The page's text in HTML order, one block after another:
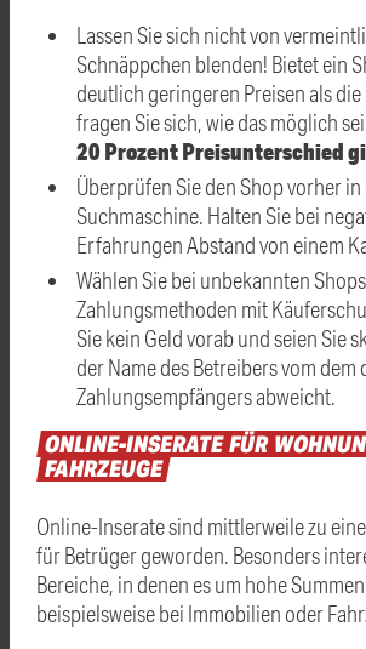
Lassen Sie sich nicht von
Schnäppchen blenden! Bietet ein
deutlich geringeren Preisen als
fragen Sie sich, wie das möglich
20 Prozent Preisunterschied
Überprüfen Sie den Shop vorher
Suchmaschine. Halten Sie bei
Erfahrungen Abstand von einem
Wählen Sie bei unbekannten
Zahlungsmethoden mit
Sie kein Geld vorab und seien Sie
der Name des Betreibers vom dem
Zahlungsempfängers abweicht.
ONLINE-INSERATEFÜR
FAHRZEUGE
Online-Inserate sind mittlerweile zu
für Betrüger geworden. Besonders
Bereiche, in denen es um hohe
beispielsweise bei Immobilien oder